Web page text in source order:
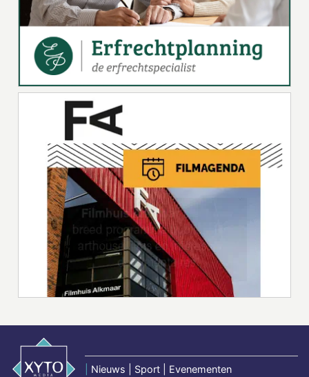
Nieuws | Sport | Evenementen